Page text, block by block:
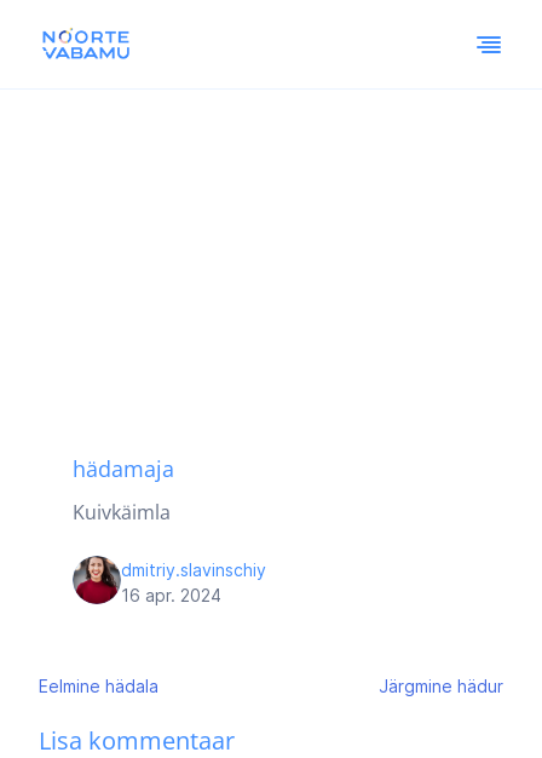
hädamaja
Kuivkäimla
dmitriy.slavinschiy
16 apr. 2024
Navigeerimine
Eelmine hädala Järgmine hädur
Lisa kommentaar